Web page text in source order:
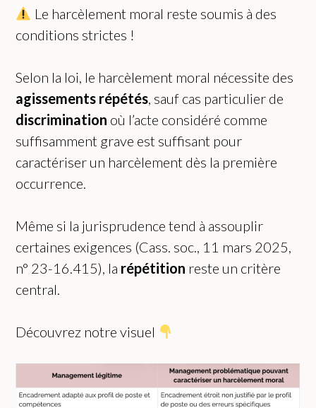
Le harcèlement moral reste soumis à des
conditions strictes !
Selon la loi, le harcèlement moral nécessite des
agissements répétés, sauf cas particulier de
discrimination où l’acte considéré comme
suffisamment grave est suffisant pour
caractériser un harcèlement dès la première
occurrence.
Même si la jurisprudence tend à assouplir
certaines exigences (Cass. soc., 11 mars 2025,
n° 23-16.415), la répétition reste un critère
central.
Découvrez notre visuel